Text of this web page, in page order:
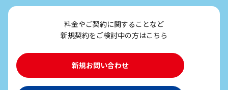
料金やご契約に関することなど
新規契約をご検討中の方はこちら
新規お問い合わせ